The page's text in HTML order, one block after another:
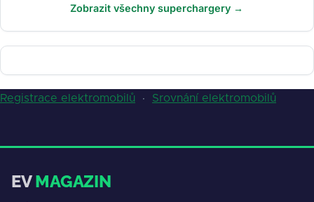
Zobrazit všechny superchargery →
Registrace elektromobilů · Srovnání elektromobilů
EVMAGAZIN